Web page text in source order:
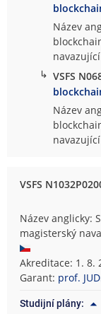
Název
↳ VSFS
Název
VSFS
Název anglicky:
magisterský
Akreditace: 1. 8.
Garant: prof.
Studijní plány: